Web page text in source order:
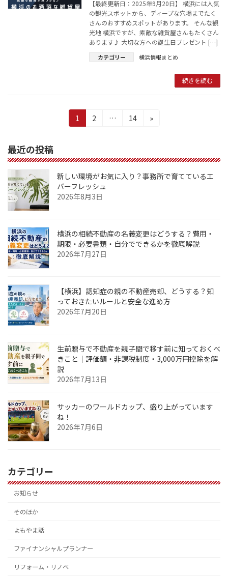
【最終更新日：2025年9月20日】 横浜には人気
の観光スポットから、ディープな穴場までたく
さんのおすすめスポットがあります。 そんな観
光地 横浜ですが、素敵な雑貨屋さんもたくさん
あります♪ 大切な方への誕生日プレゼント […]
カテゴリー 横浜情報まとめ
続きを読む
の
ペ
ー
ジ
り
固
定
ジ
1
固
ジ
2 …
固
ジ
14 »
最近の投稿
新しい環境がお気に入り？事務所で育てているエ
バーフレッシュ
2026年8月3日
横浜の相続不動産の名義変更はどうする？費用・
期限・必要書類・自分でできるかを徹底解説
2026年7月27日
【横浜】認知症の親の不動産売却、どうする？知
っておきたいルールと安全な進め方
2026年7月20日
生前贈与で不動産を親子間で移す前に知っておくべ
きこと｜評価額・非課税制度・3,000万円控除を解
説
2026年7月13日
サッカーのワールドカップ、盛り上がっています
ね！
2026年7月6日
カテゴリー
お知らせ
そのほか
よもやま話
ファイナンシャルプランナー
リフォーム・リノベ